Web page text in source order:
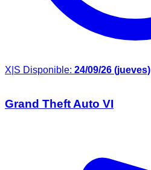
X|S Disponible: 24/09/26 (jueves)
Grand Theft Auto VI